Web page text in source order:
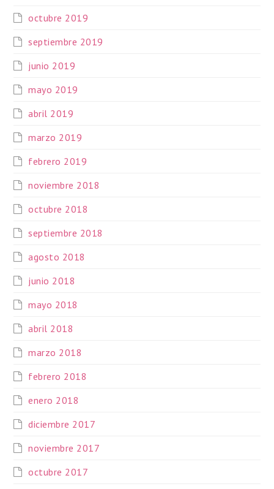
octubre 2019
septiembre 2019
junio 2019
mayo 2019
abril 2019
marzo 2019
febrero 2019
noviembre 2018
octubre 2018
septiembre 2018
agosto 2018
junio 2018
mayo 2018
abril 2018
marzo 2018
febrero 2018
enero 2018
diciembre 2017
noviembre 2017
octubre 2017